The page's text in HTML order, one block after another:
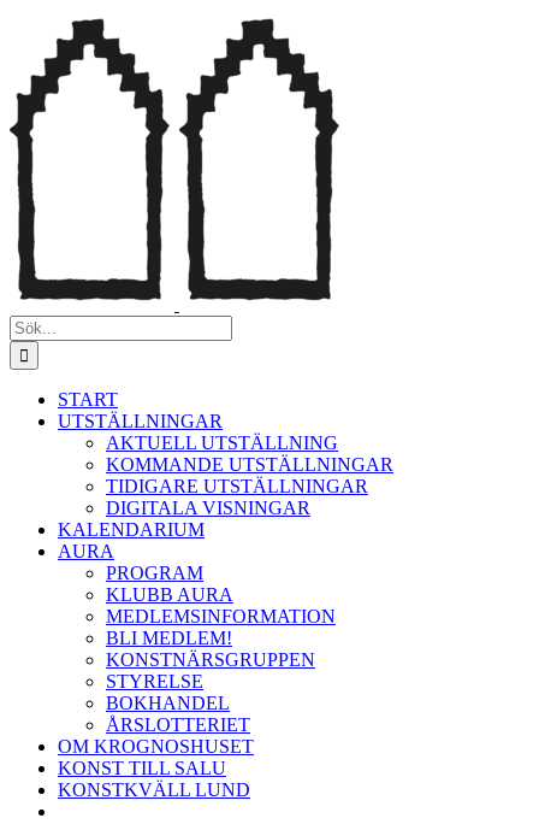
innehållet
Sök
efter:
START
UTSTÄLLNINGAR
AKTUELL UTSTÄLLNING
KOMMANDE UTSTÄLLNINGAR
TIDIGARE UTSTÄLLNINGAR
DIGITALA VISNINGAR
KALENDARIUM
AURA
PROGRAM
KLUBB AURA
MEDLEMSINFORMATION
BLI MEDLEM!
KONSTNÄRSGRUPPEN
STYRELSE
BOKHANDEL
ÅRSLOTTERIET
OM KROGNOSHUSET
KONST TILL SALU
KONSTKVÄLL LUND